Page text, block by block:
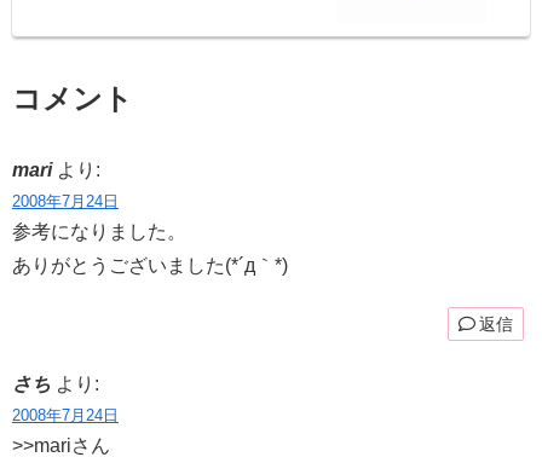
コメント
mari より:
2008年7月24日
参考になりました。
ありがとうございました(*´д｀*)
返信
さち より:
2008年7月24日
>>mariさん